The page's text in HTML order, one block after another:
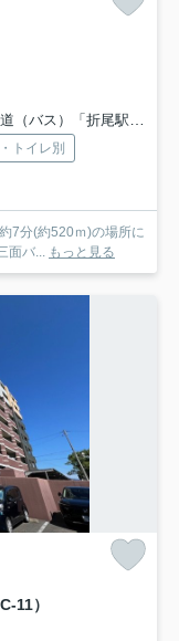
）「折尾駅」バス停下車 徒歩7分
トイレ別
7分(約520ｍ)の場所に
面バ... もっと見る
11）